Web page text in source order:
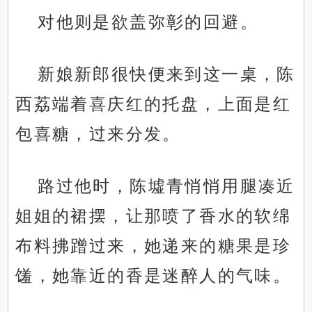
对他则是欲盖弥彰的回避。
新娘新郎很快便来到这一桌，陈
西荔端着喜庆红的托盘，上面是红
包喜糖，过来分发。
路过他时，陈墟青悄悄用腿凑近
姐姐的裙摆，让那喷了香水的软绵
布料拂蹭过来，她递来的糖果是珍
馐，她靠近的香是迷醉人的气味。